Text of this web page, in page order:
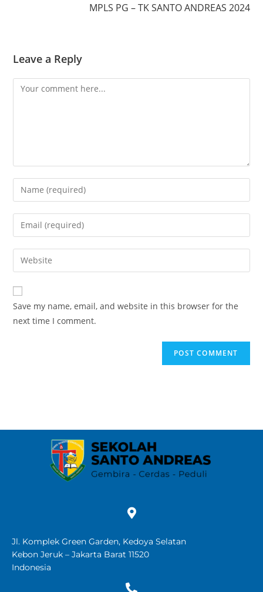
MPLS PG – TK SANTO ANDREAS 2024
Leave a Reply
Save my name, email, and website in this browser for the
next time I comment.
Jl. Komplek Green Garden, Kedoya Selatan
Kebon Jeruk – Jakarta Barat 11520
Indonesia